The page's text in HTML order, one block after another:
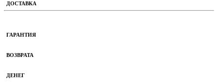
ДОСТАВКА
ГАРАНТИЯ
ВОЗВРАТА
ДЕНЕГ